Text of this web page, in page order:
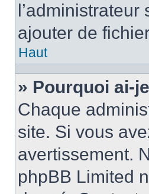
ajouter de
Haut
» Pourquoi ai-
Chaque
site. Si vous
avertissement.
phpBB Limited